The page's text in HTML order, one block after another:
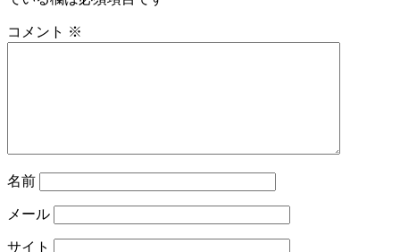
コメント ※
名前
メール
サイト